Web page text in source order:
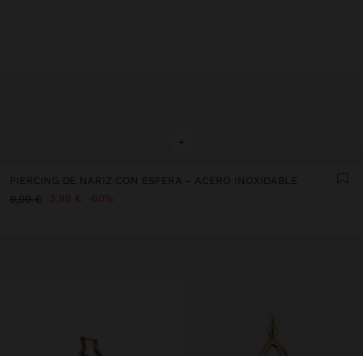
+
PIERCING DE NARIZ CON ESFERA – ACERO INOXIDABLE
9,99 €
3,99 € 60%